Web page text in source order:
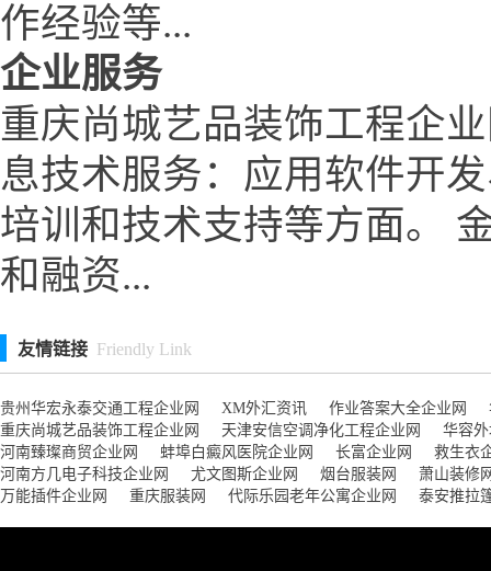
作经验等...
企业服务
重庆尚城艺品装饰工程企
息技术服务：应用软件开
培训和技术支持等方面。
和融资...
友情链接 Friendly Link
贵州华宏永泰交通工程企业网 XM外汇资讯 作业答案大全企业网
重庆尚城艺品装饰工程企业网
天津安信空调净化工程企业网
华容
河南臻璨商贸企业网
蚌埠白癜风医院企业网 长富企业网
救生衣
河南方几电子科技企业网
尤文图斯企业网 烟台服装网
萧山装修
万能插件企业网
重庆服装网 代际乐园老年公寓企业网 泰安推拉